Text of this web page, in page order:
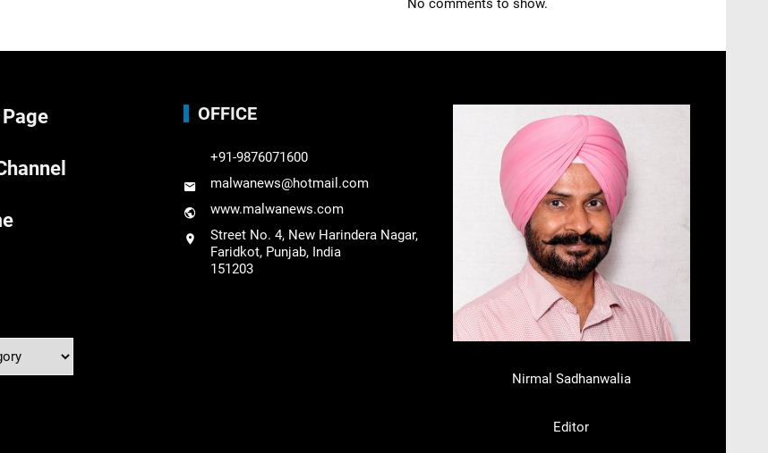
No comments to show.
OFFICE
+91-9876071600
malwanews@hotmail.com
www.malwanews.com
Street No. 4, New Harindera Nagar,
Faridkot, Punjab, India
151203
Nirmal Sadhanwalia
Editor